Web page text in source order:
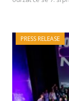
PRESS RELEASE